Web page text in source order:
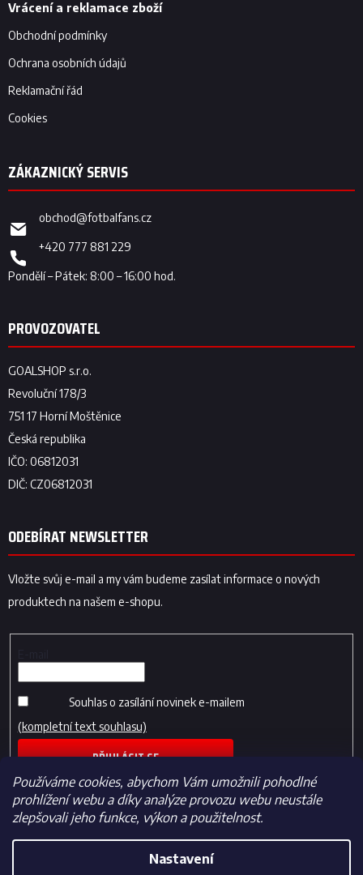
Používáme cookies, abychom Vám umožnili pohodlné
prohlížení webu a díky analýze provozu webu neustále
zlepšovali jeho funkce, výkon a použitelnost.
Nastavení
Vrácení a reklamace zboží
Obchodní podmínky
Ochrana osobních údajů
Reklamační řád
Cookies
obchod@fotbalfans.cz
+420 777 881 229
ODEBÍRAT NEWSLETTER
Vložte svůj e-mail a my vám budeme zasílat informace o nových
produktech na našem e-shopu.
Souhlas o zasílání novinek e-mailem
(kompletní text souhlasu)
PŘIHLÁSIT SE
Vytvořil Shoptet